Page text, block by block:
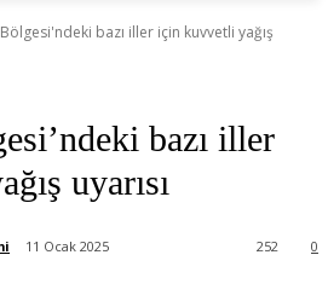
bazı iller için kuvvetli yağış
bazı iller
uyarısı
11 Ocak 2025 0
252